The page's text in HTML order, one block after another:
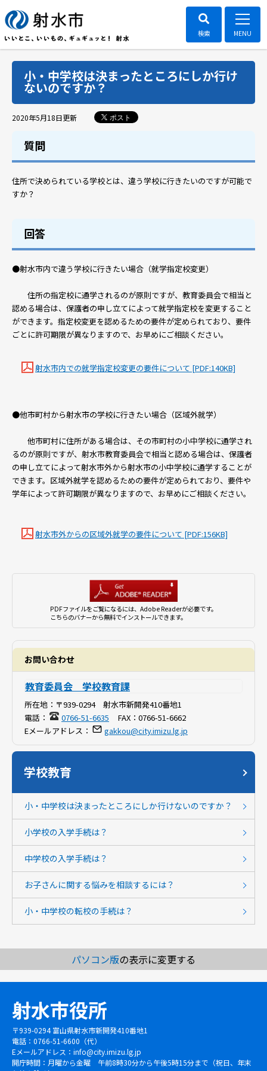
小・中学校は決まったところにしか行け
ないのですか？
2020年5月18日更新 ポスト
質問
住所で決められている学校とは、違う学校に行きたいのですが可能で
すか？
回答
●射水市内で違う学校に行きたい場合（就学指定校変更）
住所の指定校に通学されるのが原則ですが、教育委員会で相当と
認める場合は、保護者の申し立てによって就学指定校を変更すること
ができます。指定校変更を認めるための要件が定められており、要件
ごとに許可期限が異なりますので、お早めにご相談ください。
射水市内での就学指定校変更の要件について [PDF:140KB]
●他市町村から射水市の学校に行きたい場合（区域外就学）
他市町村に住所がある場合は、その市町村の小中学校に通学され
るのが原則ですが、射水市教育委員会で相当と認める場合は、保護者
の申し立てによって射水市外から射水市の小中学校に通学することが
できます。区域外就学を認めるための要件が定められており、要件や
学年によって許可期限が異なりますので、お早めにご相談ください。
射水市外からの区域外就学の要件について [PDF:156KB]
PDFファイルをご覧になるには、Adobe Readerが必要です。
こちらのバナーから無料でインストールできます。
お問い合わせ
教育委員会 学校教育課
所在地： 〒939-0294 射水市新開発410番地1
電話：
0766-51-6635 FAX： 0766-51-6662
Eメールアドレス：
gakkou@city.imizu.lg.jp
学校教育
小・中学校は決まったところにしか行けないのですか？
小学校の入学手続は？
中学校の入学手続は？
お子さんに関する悩みを相談するには？
小・中学校の転校の手続は？
パソコン版の表示に変更する
射水市役所
〒939-0294 富山県射水市新開発410番地1
電話：0766-51-6600（代）
Eメールアドレス： info@city.imizu.lg.jp
開庁時間：月曜から金曜 午前8時30分から午後5時15分まで（祝日、年末